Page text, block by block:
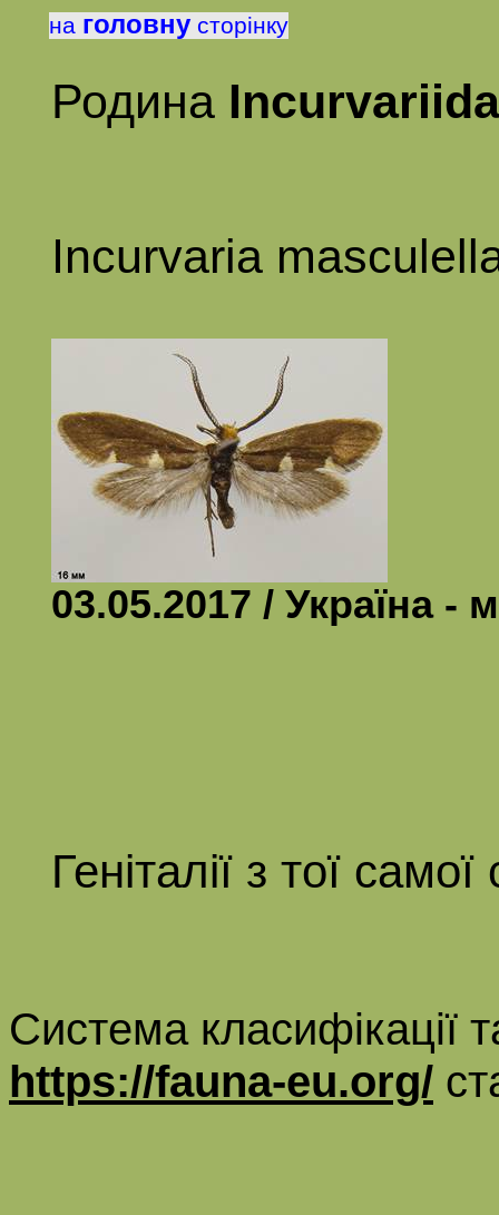
на головну сторінку
Родина
Incurvaria
03.05.2017 / Україна -
Геніталії з тої
Система класифікації
https://fauna-eu.org/